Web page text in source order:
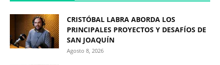
CRISTÓBAL LABRA ABORDA LOS
PRINCIPALES PROYECTOS Y DESAFÍOS DE
SAN JOAQUÍN
Agosto 8, 2026